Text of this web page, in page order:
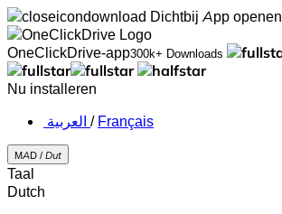
Dichtbij App openen
OneClickDrive-app300k+ Downloads
Nu installeren
‏العربية ‏ / Français
MAD / Dut
Taal
Dutch